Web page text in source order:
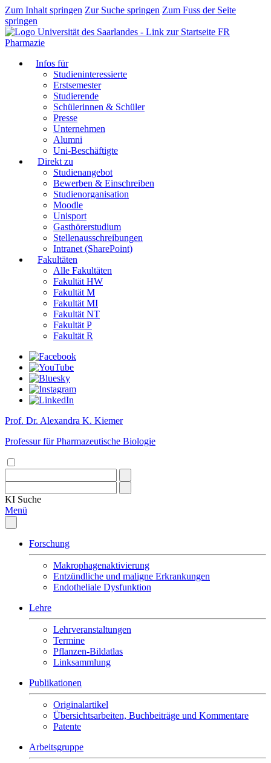
Zum Inhalt springen Zur Suche springen Zum Fuss der Seite
springen
FR
Pharmazie
Infos für
Studieninteressierte
Erstsemester
Studierende
Schülerinnen & Schüler
Presse
Unternehmen
Alumni
Uni-Beschäftigte
Direkt zu
Studienangebot
Bewerben & Einschreiben
Studienorganisation
Moodle
Unisport
Gasthörerstudium
Stellenausschreibungen
Intranet (SharePoint)
Fakultäten
Alle Fakultäten
Fakultät HW
Fakultät M
Fakultät MI
Fakultät NT
Fakultät P
Fakultät R
Prof. Dr. Alexandra K. Kiemer
Professur für Pharmazeutische Biologie
KI Suche
Menü
Forschung
Makrophagenaktivierung
Entzündliche und maligne Erkrankungen
Endotheliale Dysfunktion
Lehre
Lehrveranstaltungen
Termine
Pflanzen-Bildatlas
Linksammlung
Publikationen
Originalartikel
Übersichtsarbeiten, Buchbeiträge und Kommentare
Patente
Arbeitsgruppe